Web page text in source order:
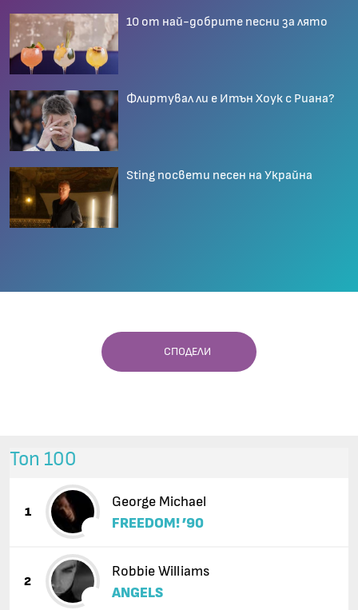
10 от най-добрите песни за лято
Флиртувал ли е Итън Хоук с Риана?
Sting посвети песен на Украйна
СПОДЕЛИ
Топ 100
1
George Michael
FREEDOM! ’90
2
Robbie Williams
ANGELS